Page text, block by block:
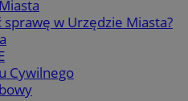
sprawę w Urzędzie Miasta?
Cywilnego